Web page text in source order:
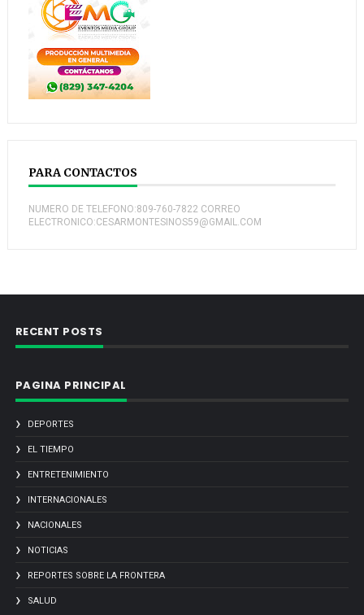
PARA CONTACTOS
NUMERO DE TELEFONO:809-760-7822 CORREO
ELECTRONICO:CESARMONTESINOS59@GMAIL.COM
RECENT POSTS
PAGINA PRINCIPAL
DEPORTES
EL TIEMPO
ENTRETENIMIENTO
INTERNACIONALES
NACIONALES
NOTICIAS
REPORTES SOBRE LA FRONTERA
SALUD